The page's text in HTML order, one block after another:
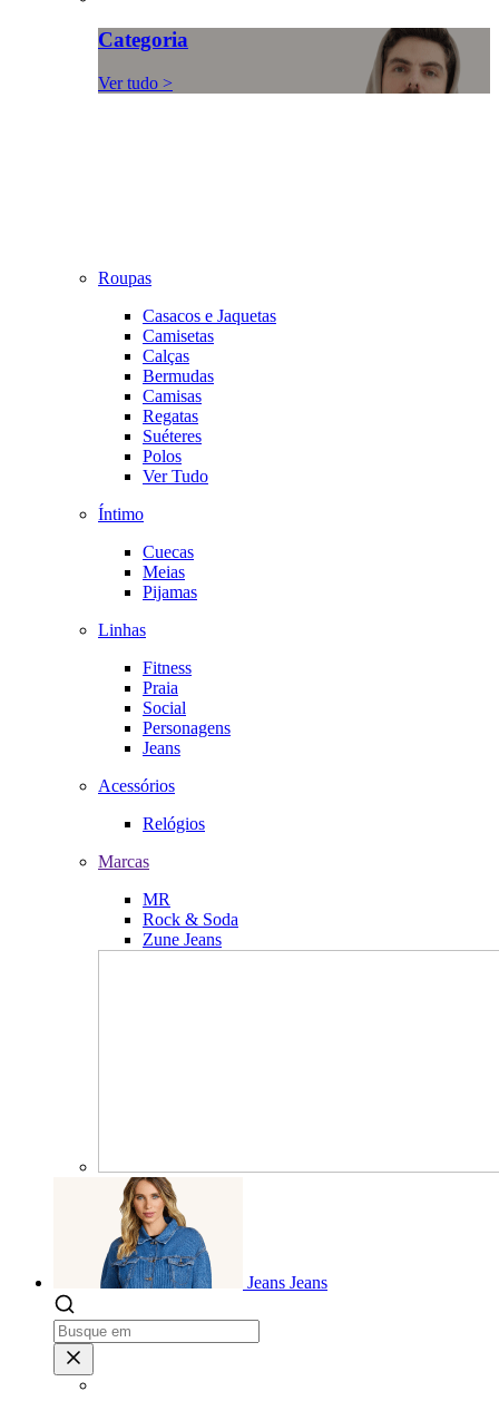
Categoria
Ver tudo >
Roupas
Casacos e Jaquetas
Camisetas
Calças
Bermudas
Camisas
Regatas
Suéteres
Polos
Ver Tudo
Íntimo
Cuecas
Meias
Pijamas
Linhas
Fitness
Praia
Social
Personagens
Jeans
Acessórios
Relógios
Marcas
MR
Rock & Soda
Zune Jeans
Jeans Jeans